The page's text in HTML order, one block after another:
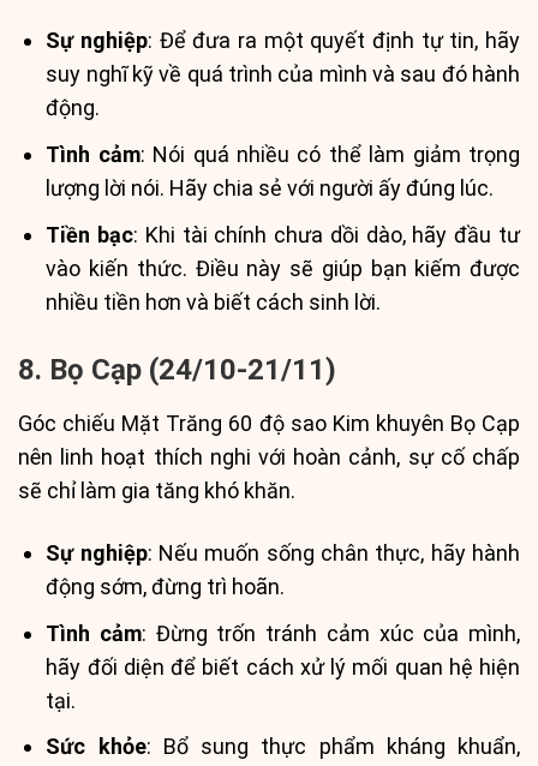
Sự nghiệp: Để đưa ra một quyết định tự tin, hãy
suy nghĩ kỹ về quá trình của mình và sau đó hành
động.
Tình cảm: Nói quá nhiều có thể làm giảm trọng
lượng lời nói. Hãy chia sẻ với người ấy đúng lúc.
Tiền bạc: Khi tài chính chưa dồi dào, hãy đầu tư
vào kiến thức. Điều này sẽ giúp bạn kiếm được
nhiều tiền hơn và biết cách sinh lời.
8. Bọ Cạp (24/10-21/11)
Góc chiếu Mặt Trăng 60 độ sao Kim khuyên Bọ Cạp
nên linh hoạt thích nghi với hoàn cảnh, sự cố chấp
sẽ chỉ làm gia tăng khó khăn.
Sự nghiệp: Nếu muốn sống chân thực, hãy hành
động sớm, đừng trì hoãn.
Tình cảm: Đừng trốn tránh cảm xúc của mình,
hãy đối diện để biết cách xử lý mối quan hệ hiện
tại.
Sức khỏe: Bổ sung thực phẩm kháng khuẩn,